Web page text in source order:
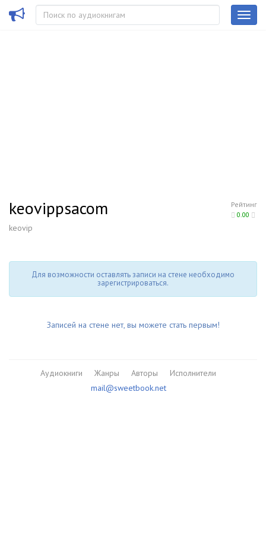
Рейтинг
0.00
keovippsacom
keovip
Для возможности оставлять записи на стене необходимо
зарегистрироваться.
Записей на стене нет, вы можете стать первым!
Аудиокниги Жанры Авторы
Исполнители
mail@sweetbook.net